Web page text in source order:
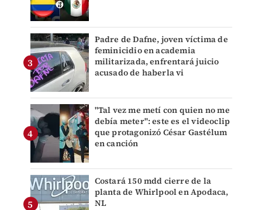
Padre de Dafne, joven víctima de
feminicidio en academia
militarizada, enfrentará juicio
acusado de haberla vi
"Tal vez me metí con quien no me
debía meter": este es el videoclip
que protagonizó César Gastélum
en canción
Costará 150 mdd cierre de la
planta de Whirlpool en Apodaca,
NL